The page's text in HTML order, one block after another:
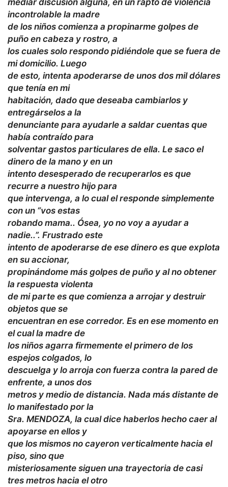
mediar discusión alguna, en un rapto de violencia
incontrolable la madre
de los niños comienza a propinarme golpes de
puño en cabeza y rostro, a
los cuales solo respondo pidiéndole que se fuera de
mi domicilio. Luego
de esto, intenta apoderarse de unos dos mil dólares
que tenía en mi
habitación, dado que deseaba cambiarlos y
entregárselos a la
denunciante para ayudarle a saldar cuentas que
había contraído para
solventar gastos particulares de ella. Le saco el
dinero de la mano y en un
intento desesperado de recuperarlos es que
recurre a nuestro hijo para
que intervenga, a lo cual el responde simplemente
con un “vos estas
robando mama.. Ósea, yo no voy a ayudar a
nadie..”. Frustrado este
intento de apoderarse de ese dinero es que explota
en su accionar,
propinándome más golpes de puño y al no obtener
la respuesta violenta
de mi parte es que comienza a arrojar y destruir
objetos que se
encuentran en ese corredor. Es en ese momento en
el cual la madre de
los niños agarra firmemente el primero de los
espejos colgados, lo
descuelga y lo arroja con fuerza contra la pared de
enfrente, a unos dos
metros y medio de distancia. Nada más distante de
lo manifestado por la
Sra. MENDOZA, la cual dice haberlos hecho caer al
apoyarse en ellos y
que los mismos no cayeron verticalmente hacia el
piso, sino que
misteriosamente siguen una trayectoria de casi
tres metros hacia el otro